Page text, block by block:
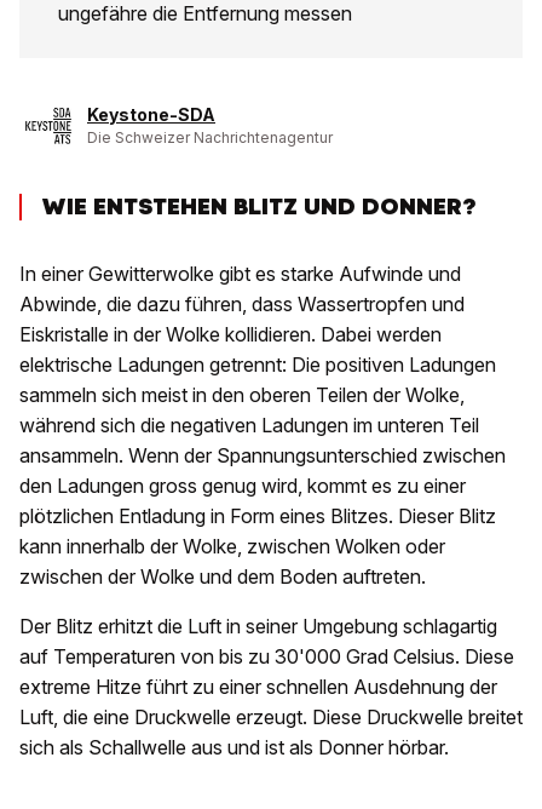
ungefähre die Entfernung messen
Keystone-SDA
Die Schweizer Nachrichtenagentur
WIE ENTSTEHEN BLITZ UND DONNER?
In einer Gewitterwolke gibt es starke Aufwinde und
Abwinde, die dazu führen, dass Wassertropfen und
Eiskristalle in der Wolke kollidieren. Dabei werden
elektrische Ladungen getrennt: Die positiven Ladungen
sammeln sich meist in den oberen Teilen der Wolke,
während sich die negativen Ladungen im unteren Teil
ansammeln. Wenn der Spannungsunterschied zwischen
den Ladungen gross genug wird, kommt es zu einer
plötzlichen Entladung in Form eines Blitzes. Dieser Blitz
kann innerhalb der Wolke, zwischen Wolken oder
zwischen der Wolke und dem Boden auftreten.
Der Blitz erhitzt die Luft in seiner Umgebung schlagartig
auf Temperaturen von bis zu 30'000 Grad Celsius. Diese
extreme Hitze führt zu einer schnellen Ausdehnung der
Luft, die eine Druckwelle erzeugt. Diese Druckwelle breitet
sich als Schallwelle aus und ist als Donner hörbar.